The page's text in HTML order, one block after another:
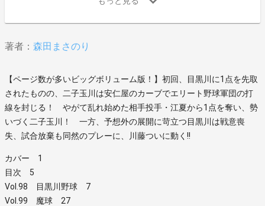
著者： 森田まさのり
【ページ数が多いビッグボリューム版！】初回、目黒川に1点を先取
されたものの、二子玉川は安仁屋のカーブでエリート野球軍団の打
線を封じる！ やがて乱れ始めた相手投手・江夏から1点を奪い、勢
いづく二子玉川！ 一方、予想外の展開に苛立つ目黒川は戦意喪
失、試合放棄も同然のプレーに、川藤ついに動く!!
カバー 1
目次 5
Vol.98 目黒川野球 7
Vol.99 魔球 27